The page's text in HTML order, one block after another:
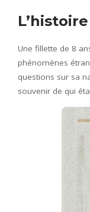
L’histoire
Une fillette de 8
phénomènes
questions sur sa
souvenir de qui